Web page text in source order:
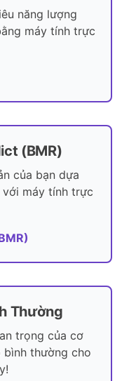
năng lượng
máy tính trực
(BMR)
của bạn dựa
máy tính trực
Thường
trọng của cơ
bình thường cho